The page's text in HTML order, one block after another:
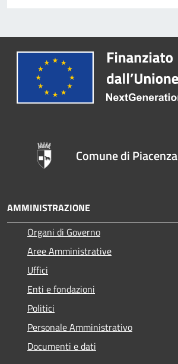
Comune di Piacenza
AMMINISTRAZIONE
Organi di Governo
Aree Amministrative
Uffici
Enti e fondazioni
Politici
Personale Amministrativo
Documenti e dati